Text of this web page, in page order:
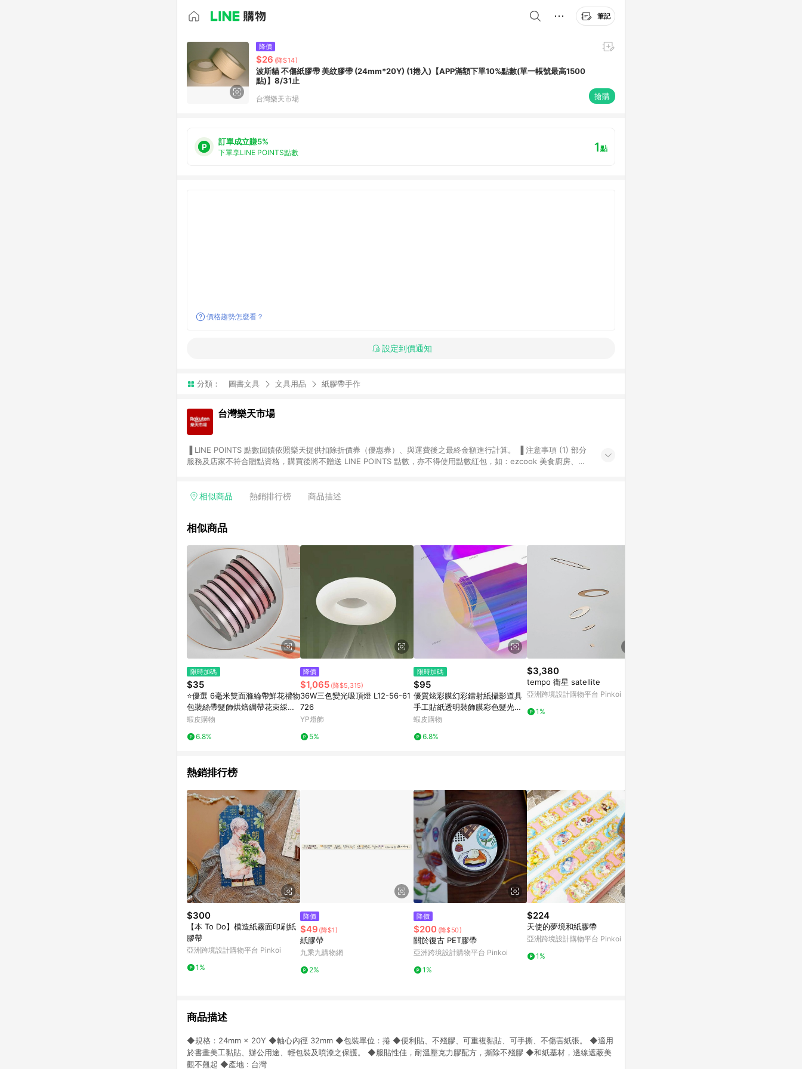
筆記
降價
$26 (降$14)
波斯貓 不傷紙膠帶 美紋膠帶 (24mm*20Y) (1捲入)【APP滿額下單10%點數(單一帳號最高1500
點)】8/31止
台灣樂天市場 搶購
訂單成立賺5%
下單享LINE POINTS點數 1點
價格趨勢怎麼看？
設定到價通知
分類： 圖書文具 文具用品 紙膠帶手作
台灣樂天市場
服務及店家不符合贈點資格，購買後將不贈送 LINE POINTS 點數，亦不得使用點數紅包，如：ezcook 美食廚房、樂
享有 LINE POINTS 回饋。 (3) 若購買之訂單（包含預購商品）未符合樂天市場 45 天內完成訂單出貨及結帳，則不符
會有時間差，如顯示之商品規格、顏色、價位、贈品與台灣樂天市場銷售網頁不符，以銷售網頁標示為準。 (6) 導購訂
點數回饋或點數回饋有爭議，台灣樂天市場保有更改條款與法律追訴之權利，活動詳情以樂天市場網站公告為準。
相似商品 熱銷排行榜 商品描述
相似商品
限時加碼
$35
⭐️優選 6毫米雙面滌綸帶鮮花禮物
包裝絲帶髮飾烘焙綢帶花束綵帶d
iy蛋糕帶
蝦皮購物
6.8%
降價
$1,065 (降$5,315)
36W三色變光吸頂燈 L12-56-61
726
YP燈飾
5%
限時加碼
$95
優質炫彩膜幻彩鐳射紙攝影道具
手工貼紙透明裝飾膜彩色髮光玻
璃紙貼膜 珠光紙 鐳射彩虹透明七
蝦皮購物
6.8%
$3,380
tempo 衛星 satellite
亞洲跨境設計購物平台 Pinkoi
1%
熱銷排行榜
$300
【本 To Do】模造紙霧面印刷紙
膠帶
亞洲跨境設計購物平台 Pinkoi
1%
降價
$49 (降$1)
紙膠帶
九乘九購物網
2%
降價
$200 (降$50)
關於復古 PET膠帶
亞洲跨境設計購物平台 Pinkoi
1%
$224
天使的夢境和紙膠帶
亞洲跨境設計購物平台 Pinkoi
1%
商品描述
◆規格：24mm × 20Y ◆軸心內徑 32mm ◆包裝單位：捲 ◆便利貼、不殘膠、可重複黏貼、可手撕、不傷害紙張。 ◆適用
於書畫美工黏貼、辦公用途、輕包裝及噴漆之保護。 ◆服貼性佳，耐溫壓克力膠配方，撕除不殘膠 ◆和紙基材，邊線遮蔽美
觀不翹起 ◆產地 : 台灣